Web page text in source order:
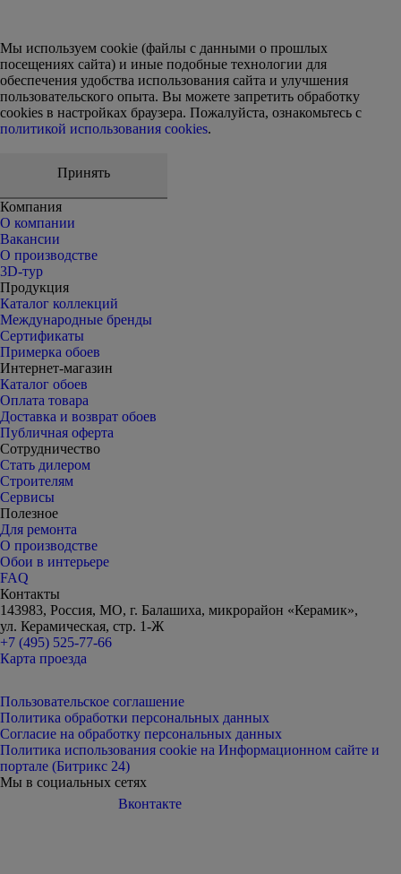
Мы используем cookie (файлы с данными о прошлых
посещениях сайта) и иные подобные технологии для
обеспечения удобства использования сайта и улучшения
пользовательского опыта. Вы можете запретить обработку
сookies в настройках браузера. Пожалуйста, ознакомьтесь с
политикой использования cookies.
Принять
Компания
О компании
Вакансии
О производстве
3D-тур
Продукция
Каталог коллекций
Международные бренды
Сертификаты
Примерка обоев
Интернет-магазин
Каталог обоев
Оплата товара
Доставка и возврат обоев
Публичная оферта
Сотрудничество
Стать дилером
Строителям
Сервисы
Полезное
Для ремонта
О производстве
Обои в интерьере
FAQ
Контакты
143983, Россия, МО, г. Балашиха, микрорайон «Керамик»,
ул. Керамическая, стр. 1-Ж
+7 (495) 525-77-66
Карта проезда
Пользовательское соглашение
Политика обработки персональных данных
Согласие на обработку персональных данных
Политика использования cookie на Информационном сайте и
портале (Битрикс 24)
Мы в социальных сетях
Вконтакте